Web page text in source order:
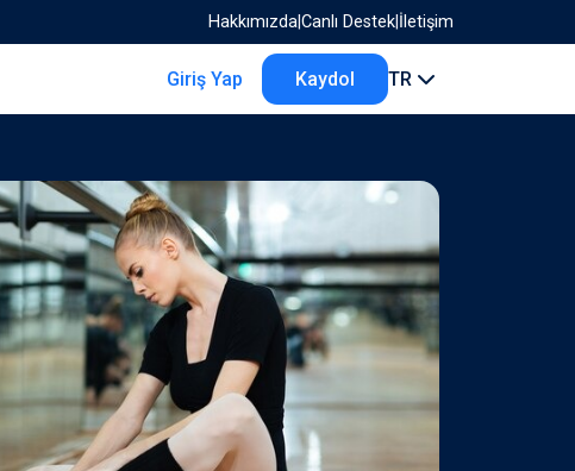
HakkımızdaCanlı Destek İletişim
Giriş Yap Kaydol TR